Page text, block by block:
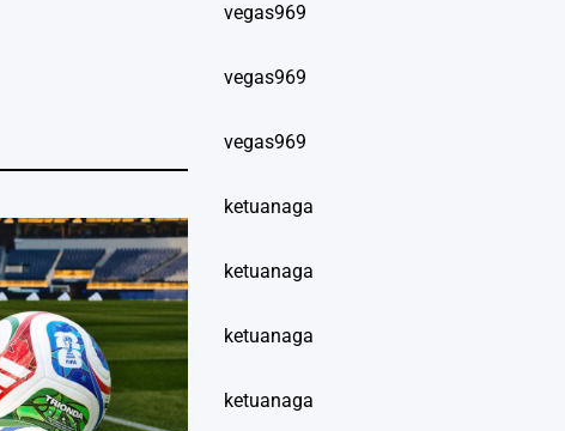
vegas969
vegas969
vegas969
ketuanaga
ketuanaga
ketuanaga
ketuanaga